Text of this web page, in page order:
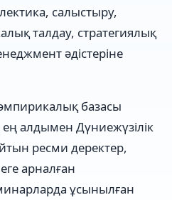
салыстыру,
талдау, стратегиялық
әдістеріне
базасы
алдымен Дүниежүзілік
ресми деректер,
арналған
ұсынылған